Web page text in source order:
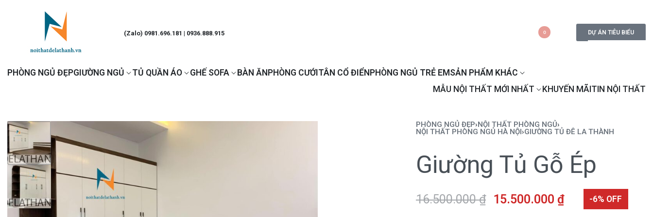
(Zalo) 0981.696.181 | 0936.888.915 0 DỰ ÁN TIÊU BIỂU
PHÒNG NGỦ ĐẸPGIƯỜNG NGỦ TỦ QUẦN ÁO GHẾ SOFA BÀN ĂN PHÒNG CƯỚI TÂN CỔ ĐIỂN PHÒNG NGỦ TRẺ EM SẢN PHẨM KHÁC
MẪU NỘI THẤT MỚI NHẤT
KHUYẾN MÃI TIN NỘI THẤT
PHÒNG NGỦ ĐẸP›NỘI THẤT PHÒNG NGỦ›
NỘI THẤT PHÒNG NGỦ HÀ NỘI›GIƯỜNG TỦ ĐÊ LA THÀNH
Giường Tủ Gỗ Ép
16.500.000₫ 15.500.000 ₫ -6% OFF